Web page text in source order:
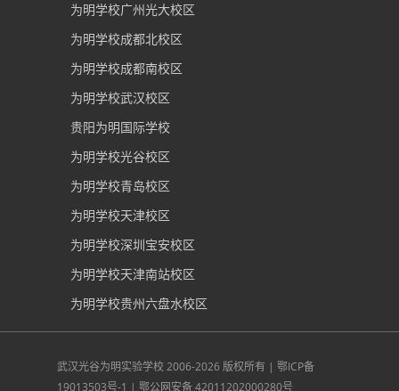
为明学校广州光大校区
为明学校成都北校区
为明学校成都南校区
为明学校武汉校区
贵阳为明国际学校
为明学校光谷校区
为明学校青岛校区
为明学校天津校区
为明学校深圳宝安校区
为明学校天津南站校区
为明学校贵州六盘水校区
武汉光谷为明实验学校2006-2026 版权所有 | 鄂ICP备
19013503号-1 | 鄂公网安备 42011202000280号